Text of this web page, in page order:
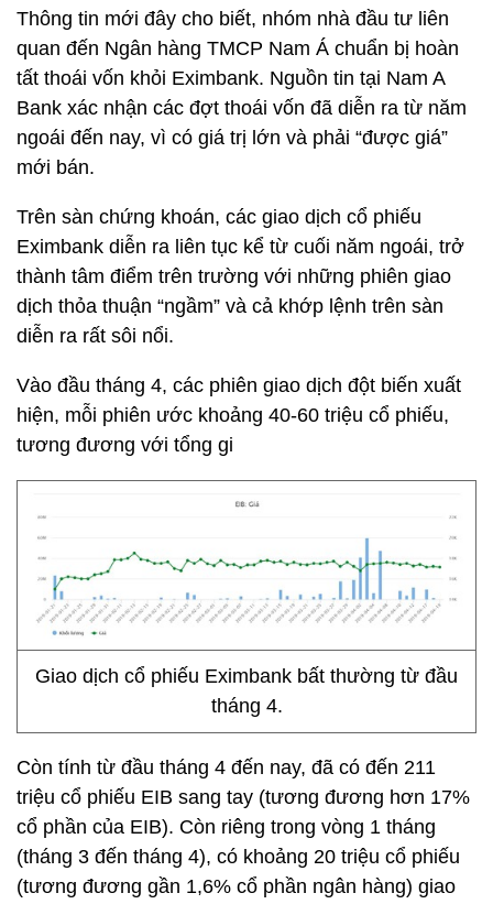
Thông tin mới đây cho biết, nhóm nhà đầu tư liên
quan đến Ngân hàng TMCP Nam Á chuẩn bị hoàn
tất thoái vốn khỏi Eximbank. Nguồn tin tại Nam A
Bank xác nhận các đợt thoái vốn đã diễn ra từ năm
ngoái đến nay, vì có giá trị lớn và phải “được giá”
mới bán.
Trên sàn chứng khoán, các giao dịch cổ phiếu
Eximbank diễn ra liên tục kể từ cuối năm ngoái, trở
thành tâm điểm trên trường với những phiên giao
dịch thỏa thuận “ngầm” và cả khớp lệnh trên sàn
diễn ra rất sôi nổi.
Vào đầu tháng 4, các phiên giao dịch đột biến xuất
hiện, mỗi phiên ước khoảng 40-60 triệu cổ phiếu,
tương đương với tổng gi
Giao dịch cổ phiếu Eximbank bất thường từ đầu
tháng 4.
Còn tính từ đầu tháng 4 đến nay, đã có đến 211
triệu cổ phiếu EIB sang tay (tương đương hơn 17%
cổ phần của EIB). Còn riêng trong vòng 1 tháng
(tháng 3 đến tháng 4), có khoảng 20 triệu cổ phiếu
(tương đương gần 1,6% cổ phần ngân hàng) giao